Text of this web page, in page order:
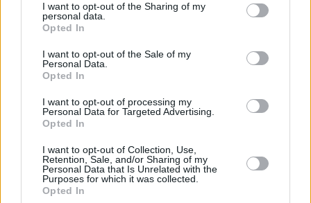
I want to opt-out of the Sharing of my
personal data.
Opted In
I want to opt-out of the Sale of my
Personal Data.
Opted In
I want to opt-out of processing my
Personal Data for Targeted Advertising.
Opted In
I want to opt-out of Collection, Use,
Retention, Sale, and/or Sharing of my
Personal Data that Is Unrelated with the
Purposes for which it was collected.
Opted In
Zuzanna Tomaszewicz
Napisz do mnie:
zuzanna.tomaszewicz@natemat.pl
Czytaj więcej